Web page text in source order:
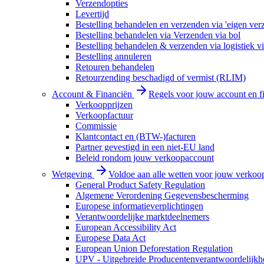
Verzendopties
Levertijd
Bestelling behandelen en verzenden via 'eigen
Bestelling behandelen via Verzenden via bol
Bestelling behandelen & verzenden via logistiek
Bestelling annuleren
Retouren behandelen
Retourzending beschadigd of vermist (RLIM)
Account & Financiën
Regels voor jouw account en
Verkoopprijzen
Verkoopfactuur
Commissie
Klantcontact en (BTW-)facturen
Partner gevestigd in een niet-EU land
Beleid rondom jouw verkoopaccount
Wetgeving
Voldoe aan alle wetten voor jouw
General Product Safety Regulation
Algemene Verordening Gegevensbescherming
Europese informatieverplichtingen
Verantwoordelijke marktdeelnemers
European Accessibility Act
Europese Data Act
European Union Deforestation Regulation
UPV - Uitgebreide